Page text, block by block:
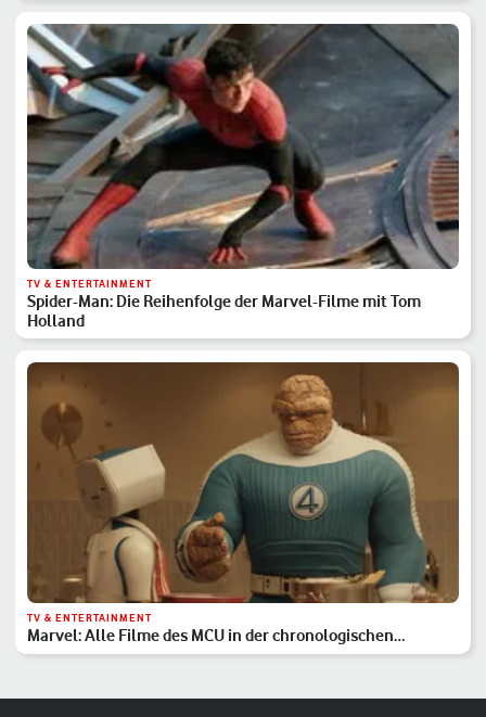
TV & ENTERTAINMENT
Spider-Man: Die Reihenfolge der Marvel-Filme mit Tom
Holland
TV & ENTERTAINMENT
Marvel: Alle Filme des MCU in der chronologischen
Reihenfolge